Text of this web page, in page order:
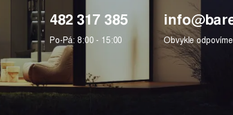
482 317 385
Po-Pá: 8:00 - 15:00 Obvykle